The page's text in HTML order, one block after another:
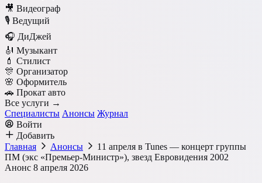
🎥 Видеограф
🎙️ Ведущий
🎧 ДиДжей
🎻 Музыкант
💄 Стилист
🎊 Организатор
🌸 Оформитель
🚗 Прокат авто
Все услуги →
Специалисты Анонсы Журнал
Войти
Добавить
Главная
Анонсы
11 апреля в Tunes — концерт группы
ПМ (экс «Премьер-Министр»), звезд Евровидения 2002
Анонс 8 апреля 2026